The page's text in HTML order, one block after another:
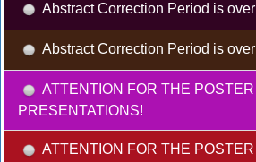
Abstract Correction Period is over
Abstract Correction Period is over
ATTENTION FOR THE POSTER
PRESENTATIONS!
ATTENTION FOR THE POSTER